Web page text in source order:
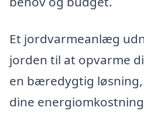
Et jordvarmeanlæg
jorden til at opvarme
en bæredygtig
dine